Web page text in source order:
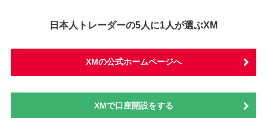
日本人トレーダーの5人に1人が選ぶXM
XMの公式ホームページへ
XMで口座開設をする